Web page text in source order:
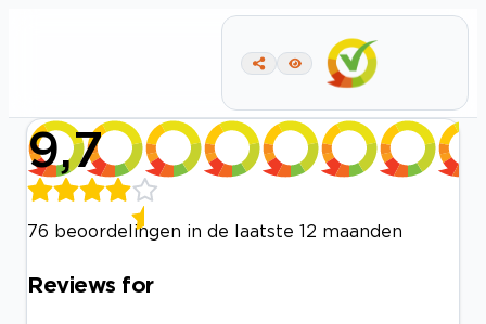
9,7
76 beoordelingen in de laatste 12 maanden
Reviews for